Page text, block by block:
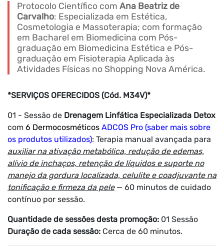
Protocolo Científico com Ana Beatriz de
Carvalho: Especializada em Estética,
Cosmetologia e Massoterapia; com formação
em Bacharel em Biomedicina com Pós-
graduação em Biomedicina Estética e Pós-
graduação em Fisioterapia Aplicada às
Atividades Físicas no Shopping Nova América.
*SERVIÇOS OFERECIDOS (Cód. M34V)*
01 - Sessão de Drenagem Linfática Especializada Detox
com 6 Dermocosméticos ADCOS Pro (saber mais sobre
os produtos utilizados): Terapia manual avançada para
auxiliar na ativação metabólica, redução de edemas,
alívio de inchaços, retenção de líquidos e suporte no
manejo da gordura localizada, celulite e coadjuvante na
tonificação e firmeza da pele— 60 minutos de cuidado
contínuo por sessão.
Quantidade de sessões desta promoção: 01 Sessão
Duração de cada sessão: Cerca de 60 minutos.